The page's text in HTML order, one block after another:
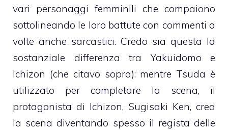
vari personaggi femminili che compaiono
sottolineando le loro battute con commenti a
volte anche sarcastici. Credo sia questa la
sostanziale differenza tra Yakuidomo e
Ichizon (che citavo sopra): mentre Tsuda è
utilizzato per completare la scena, il
protagonista di Ichizon, Sugisaki Ken, crea
la scena diventando spesso il regista delle